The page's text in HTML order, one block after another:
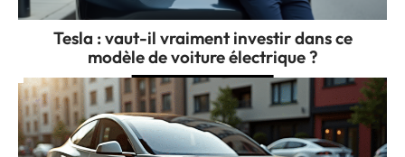
Tesla : vaut-il vraiment investir dans ce
modèle de voiture électrique ?